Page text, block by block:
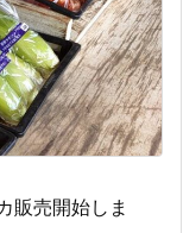
販売開始しま